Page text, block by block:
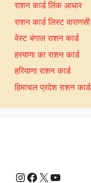
राशन कार्ड लिंक आधार
राशन कार्ड लिस्ट वाराणसी
वेस्ट बंगाल राशन कार्ड
हरयाणा का राशन कार्ड
हरियाणा राशन कार्ड
हिमाचल प्रदेश राशन कार्ड
Instagram
Facebook
X YouTube